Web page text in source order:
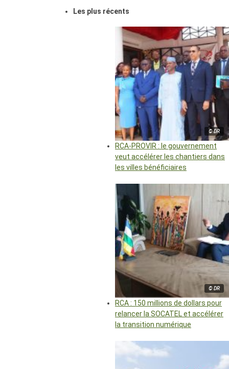
Les plus récents
© DR
RCA-PROVIR : le gouvernement
veut accélérer les chantiers dans
les villes bénéficiaires
© DR
RCA : 150 millions de dollars pour
relancer la SOCATEL et accélérer
la transition numérique